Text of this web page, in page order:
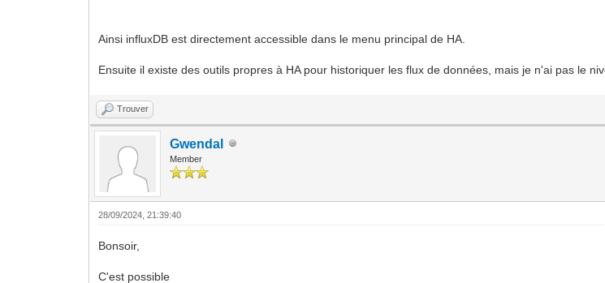
Ainsi influxDB est directement accessible dans le menu principal de HA.
Ensuite il existe des outils propres à HA pour historiquer les flux de données, mais je n'ai pas le
Trouver
Gwendal
Member
28/09/2024, 21:39:40
Bonsoir,
C'est possible